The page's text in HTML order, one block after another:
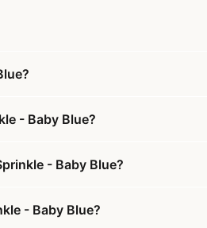
- Baby Blue?
- Baby Blue?
- Baby Blue?